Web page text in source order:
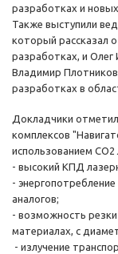
разработках и
Также выступили
который рассказал
разработках, и Олег
Владимир
разработках в
Докладчики
комплексов
использованием СО2
- высокий КПД
-
аналогов;
- возможность
материалах, с
- излучение